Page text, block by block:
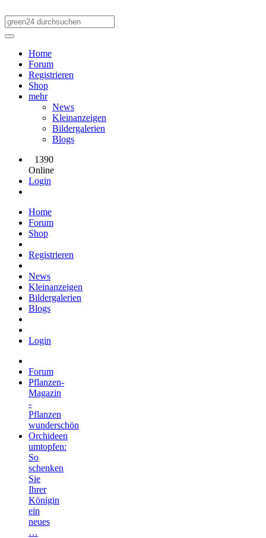
Home
Forum
Registrieren
Shop
mehr
News
Kleinanzeigen
Bildergalerien
Blogs
1390
Online
Login
Home
Forum
Shop
Registrieren
News
Kleinanzeigen
Bildergalerien
Blogs
Login
Forum
Pflanzen-
Magazin
-
Pflanzen
wunderschön
Orchideen
umtopfen:
So
schenken
Sie
Ihrer
Königin
ein
neues
…